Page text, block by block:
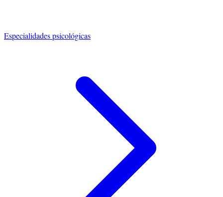
Especialidades psicológicas